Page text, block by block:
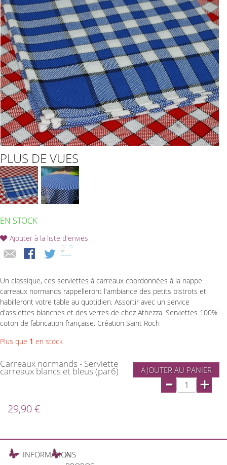
PLUS DE VUES
EN STOCK
Ajouter à la liste d'envies
Un classique, ces serviettes à carreaux coordonnées à la nappe
carreaux normands rappelleront l'ambiance des petits bistrots et
habilleront votre table au quotidien. Assortir avec un service
d'assiettes blanches et des verres de chez Athezza. Serviettes 100%
coton de fabrication française. Création Saint Roch
Plus que 1 en stock
Carreaux normands - Serviette
carreaux blancs et bleus (par6) AJOUTER AU PANIER
- +
29,90 €
INFORMATIONS
A